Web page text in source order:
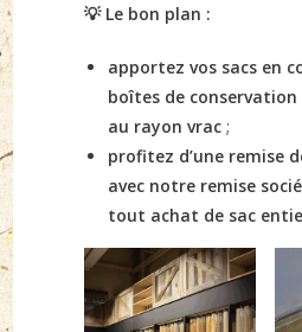
💡 Le bon plan :
apportez vos sacs en
boîtes de
au rayon vrac ;
profitez d’une remise
avec notre remise
tout achat de sac